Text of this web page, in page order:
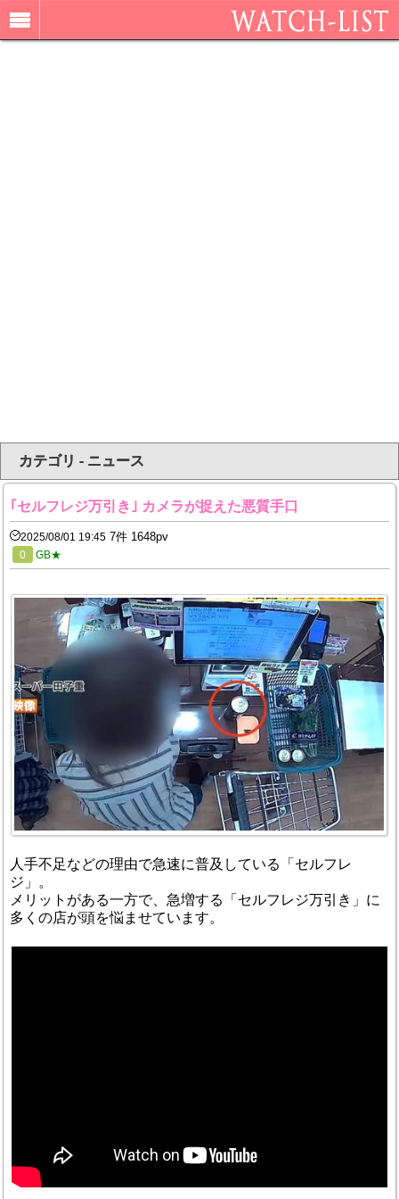
カテゴリ - ニュース
｢セルフレジ万引き｣ カメラが捉えた悪質手口
2025/08/01 19:45 7件 1648pv
0 GB★
人手不足などの理由で急速に普及している「セルフレ
ジ」。
メリットがある一方で、急増する「セルフレジ万引き」に
多くの店が頭を悩ませています。